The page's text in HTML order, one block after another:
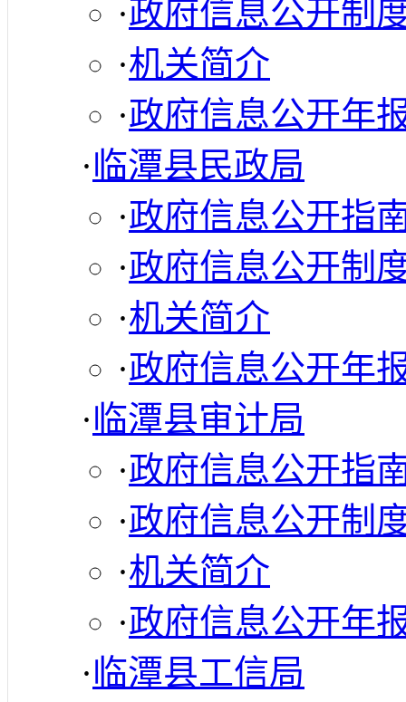
·政府信息公开制
·机关简介
·政府信息公开年
·临潭县民政局
·政府信息公开指
·政府信息公开制
·机关简介
·政府信息公开年
·临潭县审计局
·政府信息公开指
·政府信息公开制
·机关简介
·政府信息公开年
·临潭县工信局